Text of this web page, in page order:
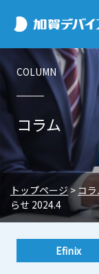
会社情報
加賀デバイス
代表メッセー
会社概要
事業所一覧
電子公告
事業紹介
デバイス事業
半導体・電
環境開発事業
システム設
エクセル事業
お取引先情報
Efinix
OMNIVISION
Quectel
Nordic
コラム
Efinix
Quectel
環境・CSR
環境保全への
トピックス
採用情報
COLUMN
コラム
トップページ> コラ
らせ 2024.4
Efinix